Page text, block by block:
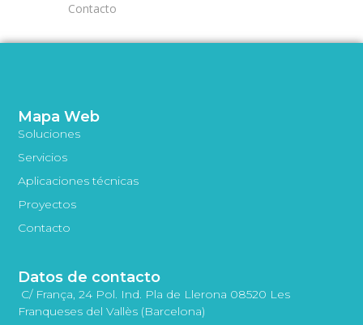
Contacto
Mapa Web
Soluciones
Servicios
Aplicaciones técnicas
Proyectos
Contacto
Datos de contacto
C/ França, 24 Pol. Ind. Pla de Llerona 08520 Les
Franqueses del Vallès (Barcelona)